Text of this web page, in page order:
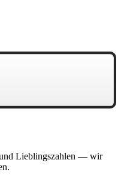
und Lieblingszahlen — wir